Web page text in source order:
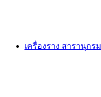
เครื่องราง สารานุกรม